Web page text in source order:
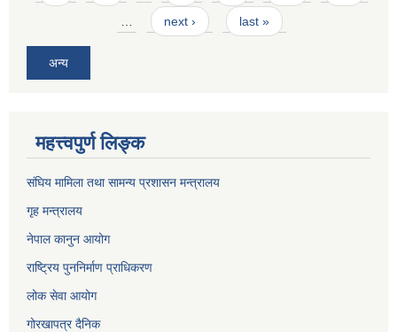
next › last »
अन्य
महत्त्वपुर्ण लिङ्क
संघिय मामिला तथा सामन्य प्रशासन मन्त्रालय
गृह मन्त्रालय
नेपाल कानुन आयोग
राष्ट्रिय पुननिर्माण प्राधिकरण
लोक सेवा आयोग
गोरखापत्र दैनिक